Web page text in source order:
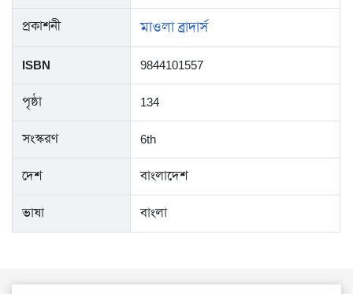
প্রকাশনী মাওলা ব্রাদার্স
ISBN 9844101557
পৃষ্ঠা 134
সংস্করণ 6th
দেশ বাংলাদেশ
ভাষা বাংলা